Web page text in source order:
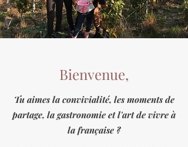
Bienvenue,
Tu aimes la convivialité, les moments de
partage, la gastronomie et l'art de vivre à
la française ?